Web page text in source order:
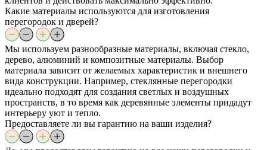
Какие материалы используются для изготовления
перегородок и дверей?
Мы используем разнообразные материалы, включая стекло,
дерево, алюминий и композитные материалы. Выбор
материала зависит от желаемых характеристик и внешнего
вида конструкции. Например, стеклянные перегородки
идеально подходят для создания светлых и воздушных
пространств, в то время как деревянные элементы придадут
интерьеру уют и тепло.
Предоставляете ли вы гарантию на ваши изделия?